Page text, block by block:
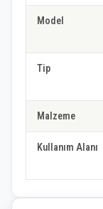
Model
Tip
Malzeme
Kullanım Alanı